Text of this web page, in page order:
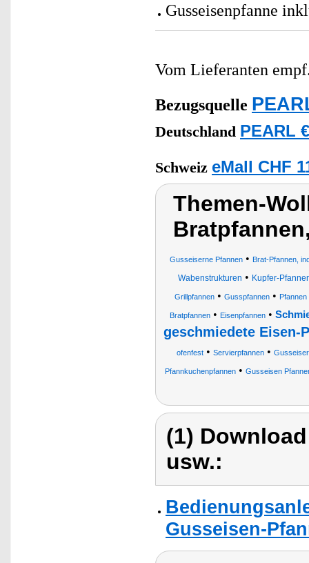
Gusseisenpfanne
Vom Lieferanten
Bezugsquelle
Deutschland PEARL
Schweiz eMall CHF
Themen-
Gusseiserne Pfannen• Brat-Pfannen,
Wabenstrukturen • Kupfer-
Grillpfannen• Gusspfannen• Pfannen
Bratpfannen • Eisenpfannen •
geschmiedete Eisen-
ofenfest• Servierpfannen•
Pfannkuchenpfannen • Gusseisen
(1)
usw.:
Gusseisen-